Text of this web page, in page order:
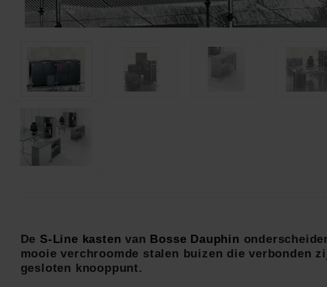
De S-Line kasten van Bosse Dauphin
mooie verchroomde stalen buizen die verbonden
gesloten knooppunt.